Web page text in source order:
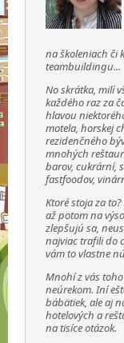
na školeniach či
teambuildingu...
No skrátka, milí
každého raz za
hlavou
motela, horskej
rezidenčného
mnohých
barov, cukrární,
fastfoodov,
Ktoré stoja za
až potom na
zlepšujú sa,
najviac trafili do
vám to vlastne
Mnohí z vás
neúrekom. Iní
bábätiek, ale aj
hotelových a
na tisíce otázok.